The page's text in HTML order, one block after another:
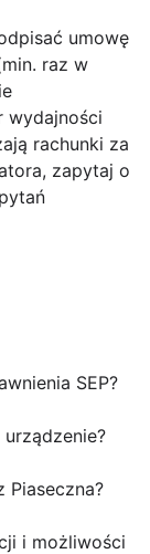
umowę
raz w
wydajności
rachunki za
zapytaj o
SEP?
Piaseczna?
i możliwości